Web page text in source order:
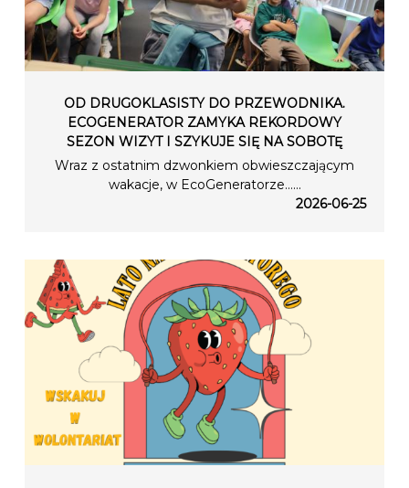
OD DRUGOKLASISTY DO PRZEWODNIKA.
ECOGENERATOR ZAMYKA REKORDOWY
SEZON WIZYT I SZYKUJE SIĘ NA SOBOTĘ
Wraz z ostatnim dzwonkiem obwieszczającym
wakacje, w EcoGeneratorze…...
2026-06-25